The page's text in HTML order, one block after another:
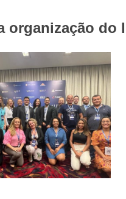
organização do